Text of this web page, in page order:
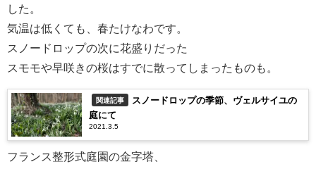
した。
気温は低くても、春たけなわです。
スノードロップの次に花盛りだった
スモモや早咲きの桜はすでに散ってしまったものも。
関連記事
スノードロップの季節、ヴェルサイユの
庭にて
2021.3.5
フランス整形式庭園の金字塔、